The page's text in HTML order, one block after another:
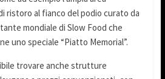
ristoro al fianco del podio curato da
mondiale di Slow Food che
uno speciale “Piatto Memorial”.
trovare anche strutture